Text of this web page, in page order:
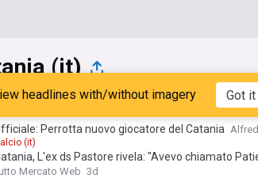
(it)
Latest Popular My Sources
headlines with/without imagery Got it
Perrotta nuovo giocatore del Catania
(it)
L'ex ds Pastore rivela: "Avevo chiamato
Mercato Web 3d